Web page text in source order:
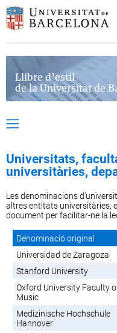
Llibre d’estil
de la Universitat de
Universitats,
universitàries,
Les denominacions
altres entitats universitàries,
document per facilitar-ne la
Denominació original
Universidad de Zaragoza
Stanford University
Oxford University Faculty
Music
Medizinische Hochschule
Hannover